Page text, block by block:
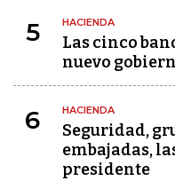
5 HACIENDA
Las cinco
nuevo
6 HACIENDA
Seguridad,
embajadas,
presidente